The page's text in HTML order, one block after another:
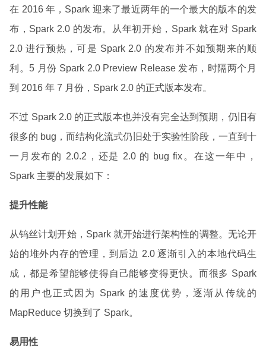
在 2016 年，Spark 迎来了最近两年的一个最大的版本的发
布，Spark 2.0 的发布。从年初开始，Spark 就在对 Spark
2.0 进行预热，可是 Spark 2.0 的发布并不如预期来的顺
利。5 月份 Spark 2.0 Preview Release 发布，时隔两个月
到 2016 年 7 月份，Spark 2.0 的正式版本发布。
不过 Spark 2.0 的正式版本也并没有完全达到预期，仍旧有
很多的 bug，而结构化流式仍旧处于实验性阶段，一直到十
一月发布的 2.0.2，还是 2.0 的 bug fix。在这一年中，
Spark 主要的发展如下：
提升性能
从钨丝计划开始，Spark 就开始进行架构性的调整。无论开
始的堆外内存的管理，到后边 2.0 逐渐引入的本地代码生
成，都是希望能够使得自己能够变得更快。而很多 Spark
的用户也正式因为 Spark 的速度优势，逐渐从传统的
MapReduce 切换到了 Spark。
易用性